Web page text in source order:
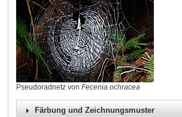
Pseudoradnetz von Fecenia ochracea
Färbung und Zeichnungsmuster